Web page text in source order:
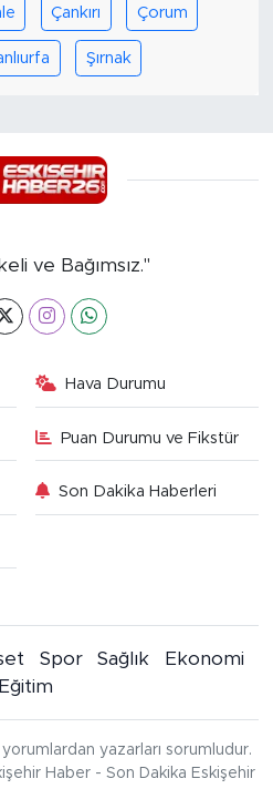
Çankırı Çorum
Şırnak
ve Bağımsız."
Hava Durumu
Puan Durumu ve Fikstür
Son Dakika Haberleri
Spor Sağlık
Ekonomi
Eğitim
yazarları sorumludur.
Haber - Son Dakika Eskişehir